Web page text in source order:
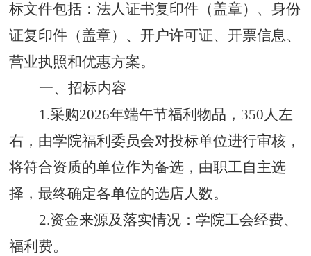
标文件包括：法人证书复印件（盖章）、身份
证复印件（盖章）、开户许可证、开票信息、
营业执照和优惠方案。
一、招标内容
1.采购2026年端午节福利物品， 350人左
右 ， 由学院福利委员会对投标单位进行审核 ，
将符合资质的单位作为备选 ， 由职工自主选
择，最终确定各单位的选店人数。
2.资金来源及落实情况：学院工会经费、
福利费。